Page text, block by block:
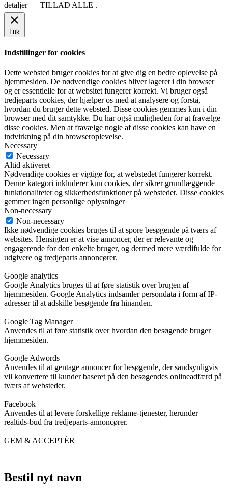
detaljer
TILLAD ALLE .
Luk
Indstillinger for cookies
Dette websted bruger cookies for at give dig en bedre oplevelse på
hjemmesiden. De nødvendige cookies bliver lageret i din browser
og er essentielle for at websitet fungerer korrekt. Vi bruger også
tredjeparts cookies, der hjælper os med at analysere og forstå,
hvordan du bruger dette websted. Disse cookies gemmes kun i din
browser med dit samtykke. Du har også muligheden for at fravælge
disse cookies. Men at fravælge nogle af disse cookies kan have en
indvirkning på din browseroplevelse.
Necessary
Necessary
Altid aktiveret
Nødvendige cookies er vigtige for, at webstedet fungerer korrekt.
Denne kategori inkluderer kun cookies, der sikrer grundlæggende
funktionaliteter og sikkerhedsfunktioner på webstedet. Disse cookies
gemmer ingen personlige oplysninger
Non-necessary
Non-necessary
Ikke nødvendige cookies bruges til at spore besøgende på tværs af
websites. Hensigten er at vise annoncer, der er relevante og
engagerende for den enkelte bruger, og dermed mere værdifulde for
udgivere og tredjeparts annoncører.
Google analytics
Google Analytics bruges til at føre statistik over brugen af
hjemmesiden. Google Analytics indsamler persondata i form af IP-
adresser til at adskille besøgende fra hinanden.
Google Tag Manager
Anvendes til at føre statistik over hvordan den besøgende bruger
hjemmesiden.
Google Adwords
Anvendes til at gentage annoncer for besøgende, der sandsynligvis
vil konvertere til kunder baseret på den besøgendes onlineadfærd på
tværs af websteder.
Facebook
Anvendes til at levere forskellige reklame-tjenester, herunder
realtids-bud fra tredjeparts-annoncører.
GEM & ACCEPTÈR
Bestil nyt navn